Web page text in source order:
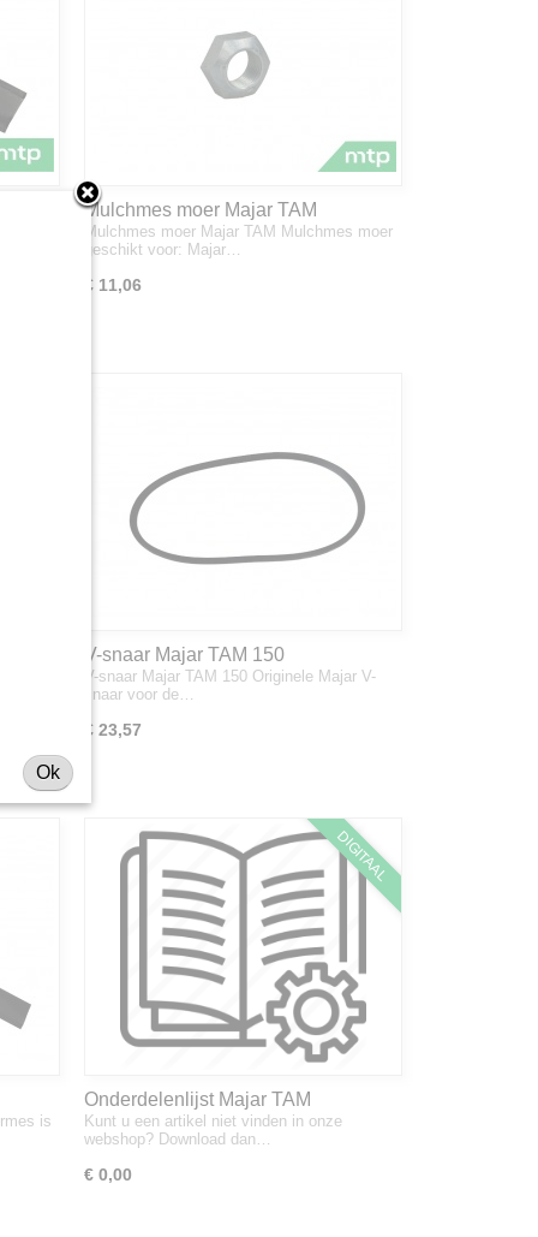
Mulchmes moer Majar TAM
Mulchmes moer Majar TAM Mulchmes moer
geschikt voor: Majar…
€ 11,06
V-snaar Majar TAM 150
V-snaar Majar TAM 150 Originele Majar V-
snaar voor de…
€ 23,57
is
DIGITAAL
Onderdelenlijst Majar TAM
Kunt u een artikel niet vinden in onze
webshop? Download dan…
€ 0,00
Ok